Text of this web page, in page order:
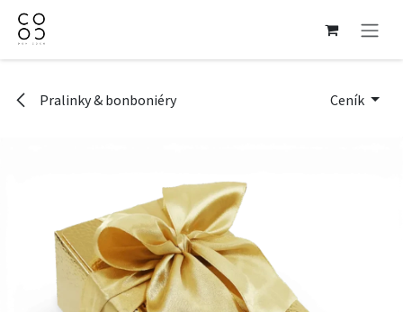
Přejít na obsah
Pralinky & bonboniéry Ceník